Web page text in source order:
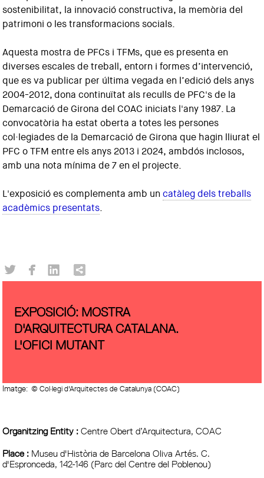
sostenibilitat, la innovació constructiva, la memòria del
patrimoni o les transformacions socials.
Aquesta mostra de PFCs i TFMs, que es presenta en
diverses escales de treball, entorn i formes d’intervenció,
que es va publicar per última vegada en l’edició dels anys
2004-2012, dona continuïtat als reculls de PFC's de la
Demarcació de Girona del COAC iniciats l'any 1987. La
convocatòria ha estat oberta a totes les persones
col·legiades de la Demarcació de Girona que hagin lliurat el
PFC o TFM entre els anys 2013 i 2024, ambdós inclosos,
amb una nota mínima de 7 en el projecte.
L'exposició es complementa amb uncatàleg dels treballs
acadèmics presentats.
EXPOSICIÓ: MOSTRA
D'ARQUITECTURA CATALANA.
L'OFICI MUTANT
Imatge: © Col·legi d'Arquitectes de Catalunya (COAC)
Organitzing Entity :Centre Obert d’Arquitectura, COAC
Place : Museu d'Història de Barcelona Oliva Artés. C.
d'Espronceda, 142-146 (Parc del Centre del Poblenou)